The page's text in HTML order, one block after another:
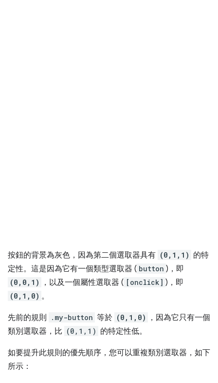
按鈕的背景為灰色，因為第二個選取器具有 (0,1,1) 的特
定性。這是因為它有一個類型選取器 ( button )，即
(0,0,1) ，以及一個屬性選取器 ( [onclick] )，即
(0,1,0) 。
先前的規則 .my-button 等於 (0,1,0)
，因為它只有一個
類別選取器，比 (0,1,1) 的特定性低。
如要提升此規則的優先順序，您可以重複類別選取器，如下
所示：